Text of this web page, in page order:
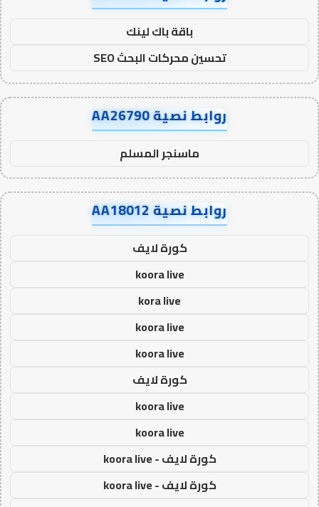
باقة باك لينك
تحسين محركات البحث SEO
روابط نصية AA26790
ماسنجر المسلم
روابط نصية AA18012
كورة لايف
koora live
kora live
koora live
koora live
كورة لايف
koora live
koora live
كورة لايف - koora live
كورة لايف - koora live